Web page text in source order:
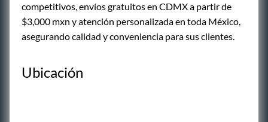
competitivos, envíos gratuitos en CDMX a partir de
$3,000 mxn y atención personalizada en toda México,
asegurando calidad y conveniencia para sus clientes.
Ubicación